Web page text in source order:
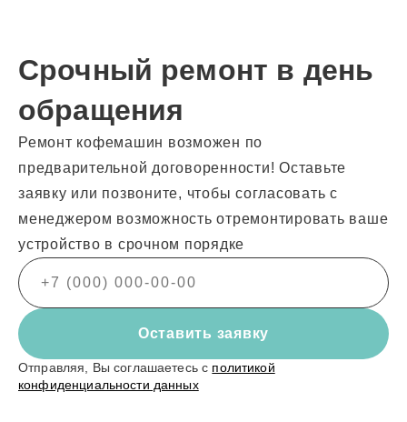
Срочный ремонт в день
обращения
Ремонт кофемашин возможен по
предварительной договоренности! Оставьте
заявку или позвоните, чтобы согласовать с
менеджером возможность отремонтировать ваше
устройство в срочном порядке
Оставить заявку
Отправляя, Вы соглашаетесь с политикой
конфиденциальности данных